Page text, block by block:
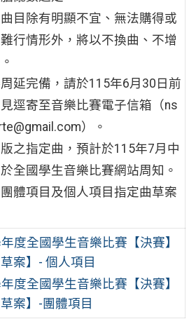
目除有明顯不宜、無法購得或
行情形外，將以不換曲、不增
延完備，請於115年6月30日前
逕寄至音樂比賽電子信箱（ns
）。
之指定曲，預計於115年7月中
全國學生音樂比賽網站周知。
體項目及個人項目指定曲草案
度全國學生音樂比賽【決賽】
案】- 個人項目
度全國學生音樂比賽【決賽】
案】-團體項目